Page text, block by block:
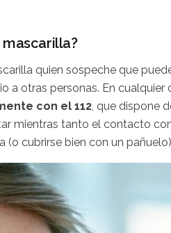
mascarilla?
quien sospeche que
a otras personas. En
con el 112, que dispone
mientras tanto el contacto
(o cubrirse bien con un